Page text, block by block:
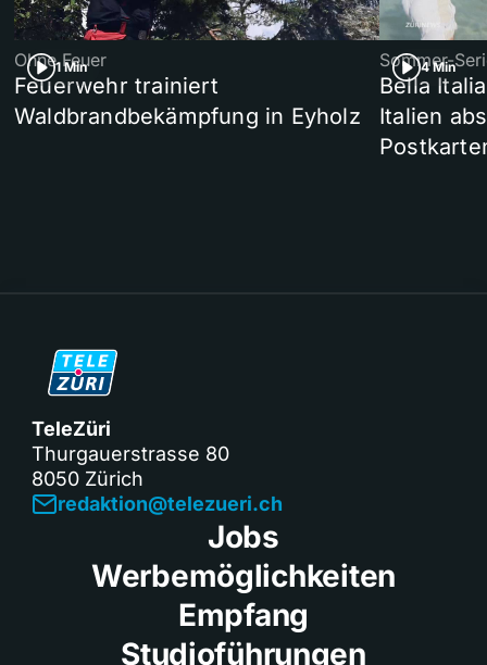
1 Min
Ohne Feuer
Feuerwehr trainiert
Waldbrandbekämpfung in Eyholz
4 Min
Sommer-
Bella
Italien
TeleZüri
Thurgauerstrasse 80
8050 Zürich
redaktion@telezueri.ch
Jobs
Werbemöglichkeiten
Empfang
Studioführungen